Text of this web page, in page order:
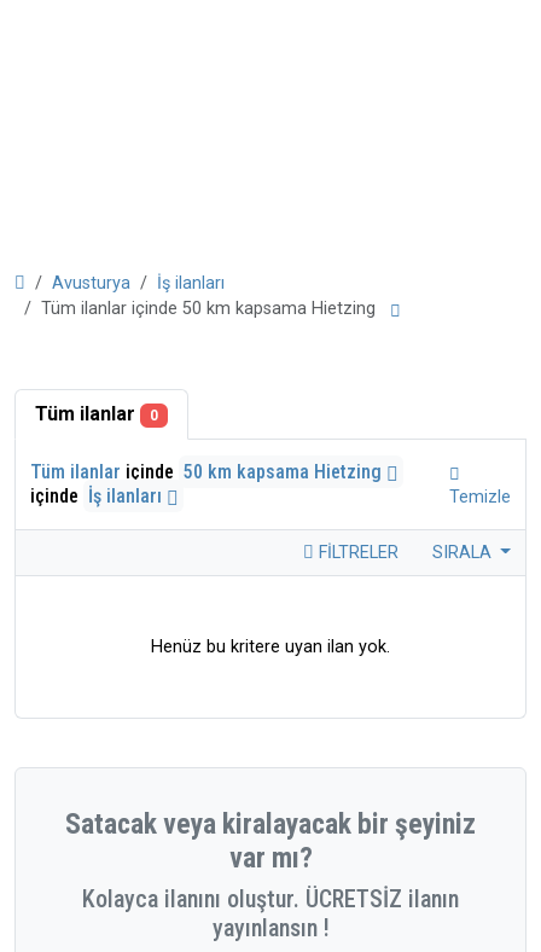
Avusturya
İş ilanları
Tüm ilanlar içinde 50 km kapsama Hietzing
Tüm ilanlar 0
Tüm ilanlar içinde 50 km kapsama Hietzing
içinde İş ilanları Temizle
FILTRELER SIRALA
Henüz bu kritere uyan ilan yok.
Satacak veya kiralayacak bir şeyiniz
var mı?
Kolayca ilanını oluştur. ÜCRETSİZ ilanın
yayınlansın !